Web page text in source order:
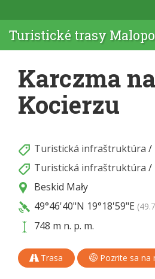
Turistické trasy
Karczma na
Kocierzu
Turistická infraštruktúra /
Turistická infraštruktúra /
Beskid Mały
49°46'40"N 19°18'59"E
748 m n. p. m.
Trasa Pozrite sa na